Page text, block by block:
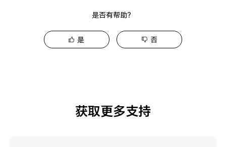
是否有帮助？
是 否
获取更多支持